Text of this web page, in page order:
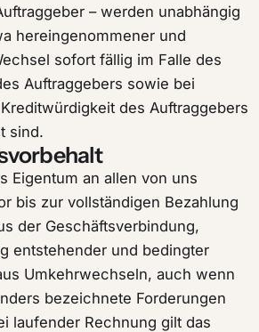
– werden unabhängig
hereingenommener und
sofort fällig im Falle des
Auftraggebers sowie bei
des Auftraggebers
sind.
Eigentum an allen von uns
bis zur vollständigen Bezahlung
der Geschäftsverbindung,
entstehender und bedingter
Umkehrwechseln, auch wenn
bezeichnete Forderungen
laufender Rechnung gilt das